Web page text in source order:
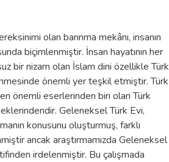
olan barınma mekânı, insanın
biçimlenmiştir. İnsan hayatının her
bir nizam olan İslam dini özellikle Türk
önemli yer teşkil etmiştir. Türk
önemli eserlerinden biri olan Türk
Geleneksel Türk Evi,
konusunu oluşturmuş, farklı
ancak araştırmamızda Geleneksel
irdelenmiştir. Bu çalışmada